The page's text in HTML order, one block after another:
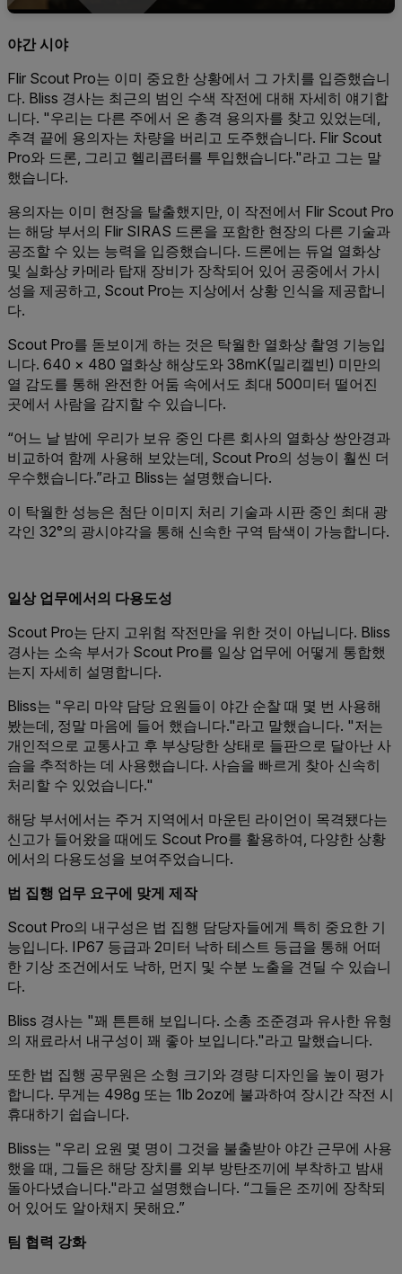
야간 시야
Flir Scout Pro는 이미 중요한 상황에서 그 가치를 입증했습니
다. Bliss 경사는 최근의 범인 수색 작전에 대해 자세히 얘기합
니다. "우리는 다른 주에서 온 총격 용의자를 찾고 있었는데,
추격 끝에 용의자는 차량을 버리고 도주했습니다. Flir Scout
Pro와 드론, 그리고 헬리콥터를 투입했습니다."라고 그는 말
했습니다.
용의자는 이미 현장을 탈출했지만, 이 작전에서 Flir Scout Pro
는 해당 부서의 Flir SIRAS 드론을 포함한 현장의 다른 기술과
공조할 수 있는 능력을 입증했습니다. 드론에는 듀얼 열화상
및 실화상 카메라 탑재 장비가 장착되어 있어 공중에서 가시
성을 제공하고, Scout Pro는 지상에서 상황 인식을 제공합니
다.
Scout Pro를 돋보이게 하는 것은 탁월한 열화상 촬영 기능입
니다. 640 × 480 열화상 해상도와 38mK(밀리켈빈) 미만의
열 감도를 통해 완전한 어둠 속에서도 최대 500미터 떨어진
곳에서 사람을 감지할 수 있습니다.
“어느 날 밤에 우리가 보유 중인 다른 회사의 열화상 쌍안경과
비교하여 함께 사용해 보았는데, Scout Pro의 성능이 훨씬 더
우수했습니다.”라고 Bliss는 설명했습니다.
이 탁월한 성능은 첨단 이미지 처리 기술과 시판 중인 최대 광
각인 32°의 광시야각을 통해 신속한 구역 탐색이 가능합니다.
일상 업무에서의 다용도성
Scout Pro는 단지 고위험 작전만을 위한 것이 아닙니다. Bliss
경사는 소속 부서가 Scout Pro를 일상 업무에 어떻게 통합했
는지 자세히 설명합니다.
Bliss는 "우리 마약 담당 요원들이 야간 순찰 때 몇 번 사용해
봤는데, 정말 마음에 들어 했습니다."라고 말했습니다. "저는
개인적으로 교통사고 후 부상당한 상태로 들판으로 달아난 사
슴을 추적하는 데 사용했습니다. 사슴을 빠르게 찾아 신속히
처리할 수 있었습니다."
해당 부서에서는 주거 지역에서 마운틴 라이언이 목격됐다는
신고가 들어왔을 때에도 Scout Pro를 활용하여, 다양한 상황
에서의 다용도성을 보여주었습니다.
법 집행 업무 요구에 맞게 제작
Scout Pro의 내구성은 법 집행 담당자들에게 특히 중요한 기
능입니다. IP67 등급과 2미터 낙하 테스트 등급을 통해 어떠
한 기상 조건에서도 낙하, 먼지 및 수분 노출을 견딜 수 있습니
다.
Bliss 경사는 "꽤 튼튼해 보입니다. 소총 조준경과 유사한 유형
의 재료라서 내구성이 꽤 좋아 보입니다."라고 말했습니다.
또한 법 집행 공무원은 소형 크기와 경량 디자인을 높이 평가
합니다. 무게는 498g 또는 1lb 2oz에 불과하여 장시간 작전 시
휴대하기 쉽습니다.
Bliss는 "우리 요원 몇 명이 그것을 불출받아 야간 근무에 사용
했을 때, 그들은 해당 장치를 외부 방탄조끼에 부착하고 밤새
돌아다녔습니다."라고 설명했습니다. “그들은 조끼에 장착되
어 있어도 알아채지 못해요.”
팀 협력 강화